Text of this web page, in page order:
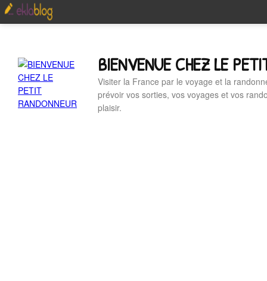
BIENVENUE CHEZ LE
Visiter la France par le voyage et la
prévoir vos sorties, vos voyages et vos
plaisir.